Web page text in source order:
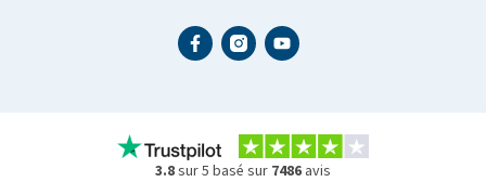
3.8sur 5 basé sur 7486 avis